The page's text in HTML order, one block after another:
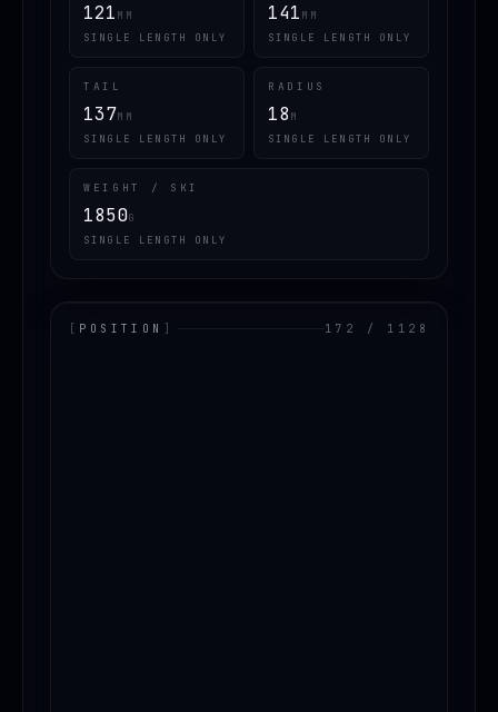
121 MM
SINGLE LENGTH ONLY
141 MM
SINGLE LENGTH ONLY
TAIL
137MM
SINGLE LENGTH ONLY
RADIUS
18 M
SINGLE LENGTH ONLY
WEIGHT / SKI
1850G
SINGLE LENGTH ONLY
POSITION 172 / 1128